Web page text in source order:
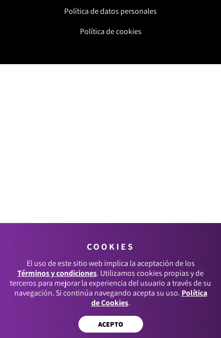
Política de datos personales
Política de cookies
COOKIES
El uso de este sitio web implica la aceptación de los
Términos y condiciones. Utilizamos cookies propias y de
terceros para mejorar la experiencia del usuario a través de su
navegación. Si continúa navegando acepta su uso. Política
de Cookies.
ACEPTO